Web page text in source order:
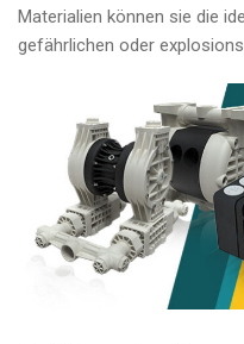
Materialien können sie die
gefährlichen oder